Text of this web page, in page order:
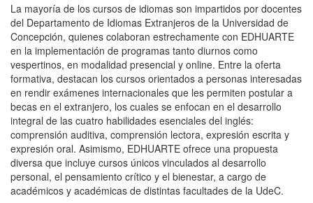
La mayoría de los cursos de idiomas son impartidos por docentes
del Departamento de Idiomas Extranjeros de la Universidad de
Concepción, quienes colaboran estrechamente con EDHUARTE
en la implementación de programas tanto diurnos como
vespertinos, en modalidad presencial y online. Entre la oferta
formativa, destacan los cursos orientados a personas interesadas
en rendir exámenes internacionales que les permiten postular a
becas en el extranjero, los cuales se enfocan en el desarrollo
integral de las cuatro habilidades esenciales del inglés:
comprensión auditiva, comprensión lectora, expresión escrita y
expresión oral. Asimismo, EDHUARTE ofrece una propuesta
diversa que incluye cursos únicos vinculados al desarrollo
personal, el pensamiento crítico y el bienestar, a cargo de
académicos y académicas de distintas facultades de la UdeC.